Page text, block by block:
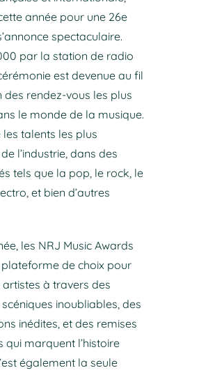
année pour une 26e
spectaculaire.
par la station de radio
est devenue au fil
des rendez-vous les plus
le monde de la musique.
les talents les plus
l’industrie, dans des
tels que la pop, le rock, le
et bien d’autres
les NRJ Music Awards
de choix pour
à travers des
inoubliables, des
inédites, et des remises
qui marquent l’histoire
également la seule